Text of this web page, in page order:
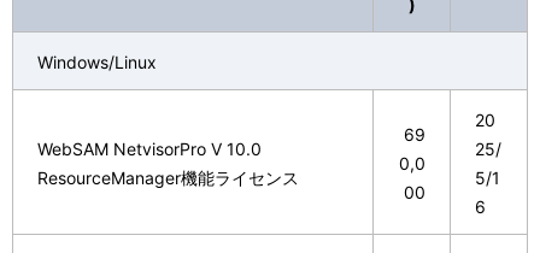
)
Windows/Linux
WebSAM NetvisorPro V 10.0
ResourceManager機能ライセンス
69
0,0
00
20
25/
5/1
6